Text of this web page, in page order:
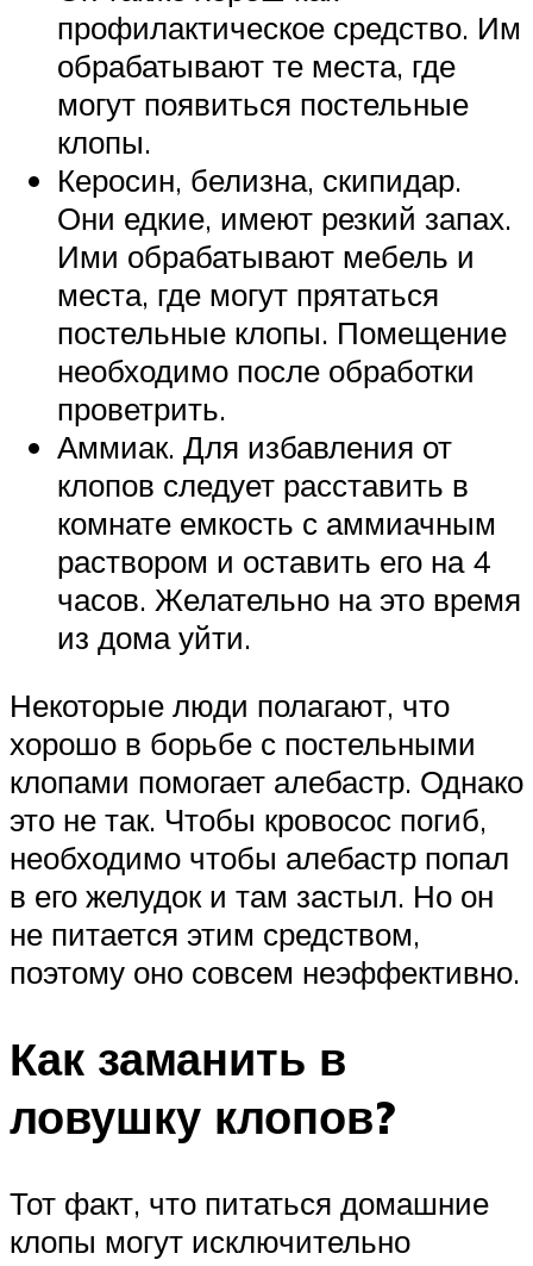
профилактическое средство. Им
обрабатывают те места, где
могут появиться постельные
клопы.
Керосин, белизна, скипидар.
Они едкие, имеют резкий запах.
Ими обрабатывают мебель и
места, где могут прятаться
постельные клопы. Помещение
необходимо после обработки
проветрить.
Аммиак. Для избавления от
клопов следует расставить в
комнате емкость с аммиачным
раствором и оставить его на 4
часов. Желательно на это время
из дома уйти.
Некоторые люди полагают, что
хорошо в борьбе с постельными
клопами помогает алебастр. Однако
это не так. Чтобы кровосос погиб,
необходимо чтобы алебастр попал
в его желудок и там застыл. Но он
не питается этим средством,
поэтому оно совсем неэффективно.
Как заманить в
ловушку клопов?
Тот факт, что питаться домашние
клопы могут исключительно